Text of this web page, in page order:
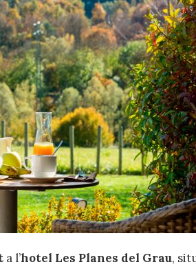
a l’hotel Les Planes del Grau,